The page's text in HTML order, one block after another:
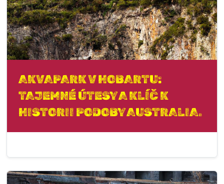
AKVAPARK V HOBARTU:
TAJEMNÉ ÚTESY A KLÍČ K
HISTORII PODOBY AUSTRALIA.